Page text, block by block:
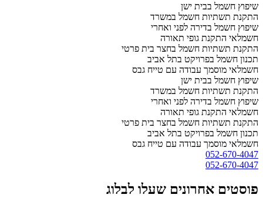
שיפוץ חשמל בבית ישן
התקנת תשתיות חשמל במשרד
שיפוץ חשמל בדירה לפני ואחרי
חשמלאי התקנת גופי תאורה
התקנת תשתיות חשמל בחצר בית פרטי
תכנון חשמל בפרויקט בתל אביב
חשמלאי מוסמך עבודה עם טייח גבס
שיפוץ חשמל בבית ישן
התקנת תשתיות חשמל במשרד
שיפוץ חשמל בדירה לפני ואחרי
חשמלאי התקנת גופי תאורה
התקנת תשתיות חשמל בחצר בית פרטי
תכנון חשמל בפרויקט בתל אביב
חשמלאי מוסמך עבודה עם טייח גבס
052-670-4047
052-670-4047
פוסטים אחרונים שעלו לבלוג